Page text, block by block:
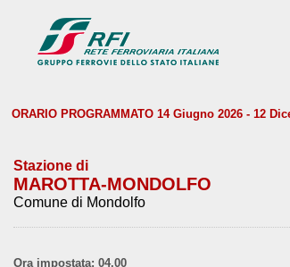
ORARIO PROGRAMMATO 14 Giugno 2026 - 12
Stazione di
MAROTTA-MONDOLFO
Comune di Mondolfo
Ora impostata: 04.00